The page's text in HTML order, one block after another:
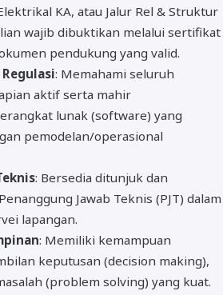
KA, atau Jalur Rel & Struktur
wajib dibuktikan melalui sertifikat
pendukung yang valid.
: Memahami seluruh
aktif serta mahir
lunak (software) yang
pemodelan/operasional
: Bersedia ditunjuk dan
Jawab Teknis (PJT) dalam
lapangan.
: Memiliki kemampuan
keputusan (decision making),
(problem solving) yang kuat.